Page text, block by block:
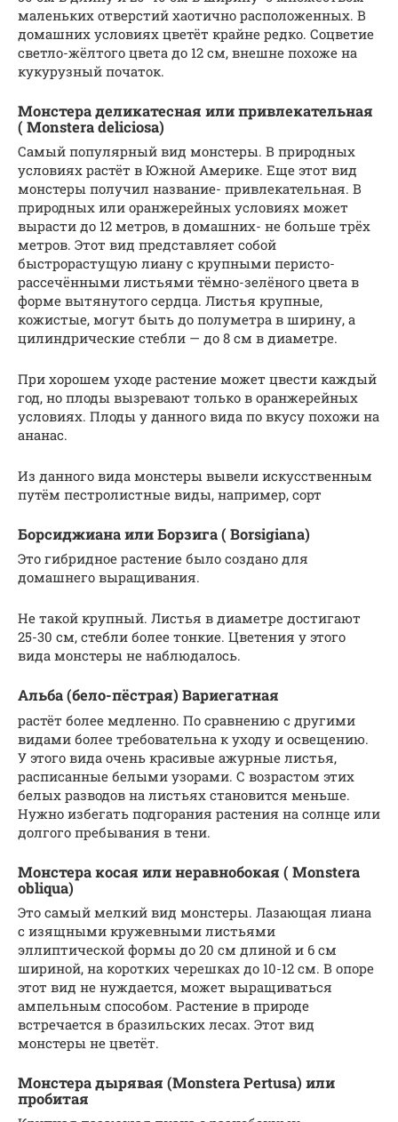
маленьких отверстий хаотично расположенных. В
домашних условиях цветёт крайне редко. Соцветие
светло-жёлтого цвета до 12 см, внешне похоже на
кукурузный початок.
Монстера деликатесная или привлекательная
( Monstera deliciosa)
Самый популярный вид монстеры. В природных
условиях растёт в Южной Америке. Еще этот вид
монстеры получил название- привлекательная. В
природных или оранжерейных условиях может
вырасти до 12 метров, в домашних- не больше трёх
метров. Этот вид представляет собой
быстрорастущую лиану с крупными перисто-
рассечёнными листьями тёмно-зелёного цвета в
форме вытянутого сердца. Листья крупные,
кожистые, могут быть до полуметра в ширину, а
цилиндрические стебли — до 8 см в диаметре.
При хорошем уходе растение может цвести каждый
год, но плоды вызревают только в оранжерейных
условиях. Плоды у данного вида по вкусу похожи на
ананас.
Из данного вида монстеры вывели искусственным
путём пестролистные виды, например, сорт
Борсиджиана или Борзига ( Borsigiana)
Это гибридное растение было создано для
домашнего выращивания.
Не такой крупный. Листья в диаметре достигают
25-30 см, стебли более тонкие. Цветения у этого
вида монстеры не наблюдалось.
Альба (бело-пёстрая) Вариегатная
растёт более медленно. По сравнению с другими
видами более требовательна к уходу и освещению.
У этого вида очень красивые ажурные листья,
расписанные белыми узорами. С возрастом этих
белых разводов на листьях становится меньше.
Нужно избегать подгорания растения на солнце или
долгого пребывания в тени.
Монстера косая или неравнобокая ( Monstera
obliqua)
Это самый мелкий вид монстеры. Лазающая лиана
с изящными кружевными листьями
эллиптической формы до 20 см длиной и 6 см
шириной, на коротких черешках до 10-12 см. В опоре
этот вид не нуждается, может выращиваться
ампельным способом. Растение в природе
встречается в бразильских лесах. Этот вид
монстеры не цветёт.
Монстера дырявая (Monstera Pertusa) или
пробитая